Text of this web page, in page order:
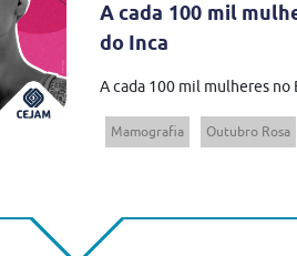
A cada 100 mil
do Inca
A cada 100 mil mulheres no
Mamografia Outubro Rosa